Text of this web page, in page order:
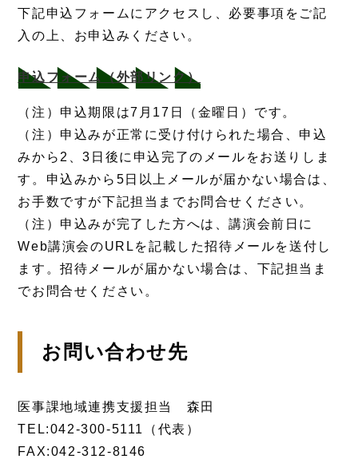
下記申込フォームにアクセスし、必要事項をご記
入の上、お申込みください。
申込フォーム（外部リンク）
（注）申込期限は7月17日（金曜日）です。
（注）申込みが正常に受け付けられた場合、申込
みから2、3日後に申込完了のメールをお送りしま
す。申込みから5日以上メールが届かない場合は、
お手数ですが下記担当までお問合せください。
（注）申込みが完了した方へは、講演会前日に
Web講演会のURLを記載した招待メールを送付し
ます。招待メールが届かない場合は、下記担当ま
でお問合せください。
お問い合わせ先
医事課地域連携支援担当 森田
TEL:042-300-5111（代表）
FAX:042-312-8146